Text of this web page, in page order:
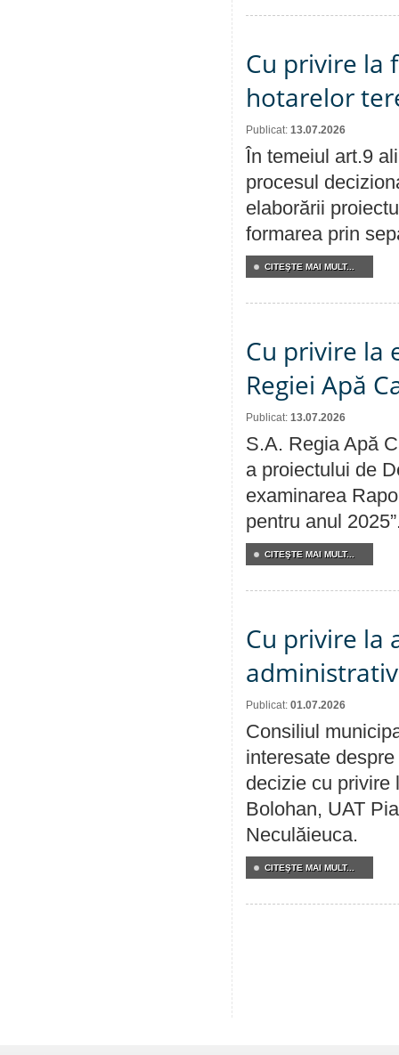
Cu privire la
hotarelor
Publicat: 13.07.2026
În temeiul art.9
procesul
elaborării
formarea prin
CITEŞTE MAI MULT...
Cu privire la
Regiei Apă
Publicat: 13.07.2026
S.A. Regia Apă
a proiectului de
examinarea
pentru anul
CITEŞTE MAI MULT...
Cu privire la
Publicat: 01.07.2026
Consiliul
interesate
decizie cu privire
Bolohan, UAT
Neculăieuca.
CITEŞTE MAI MULT...